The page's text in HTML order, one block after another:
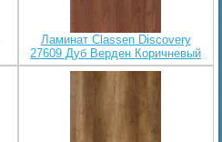
Ламинат Classen Discovery
27609 Дуб Верден Коричневый